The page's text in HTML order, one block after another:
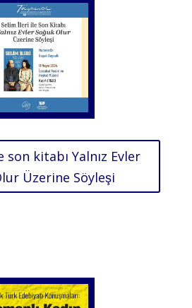
kitabı Yalnız Evler
Üzerine Söyleşi